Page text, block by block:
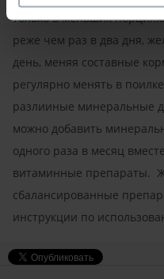
только в меньших
реже чем раз в два дня,
день, меняя составные
регулярно менять в
разлииные минеральные
можно добавить
одного раза в месяц
витаминные препараты.
сбалансированные
инструкции по